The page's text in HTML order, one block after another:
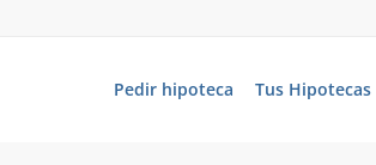
Pedir hipoteca Tus Hipotecas